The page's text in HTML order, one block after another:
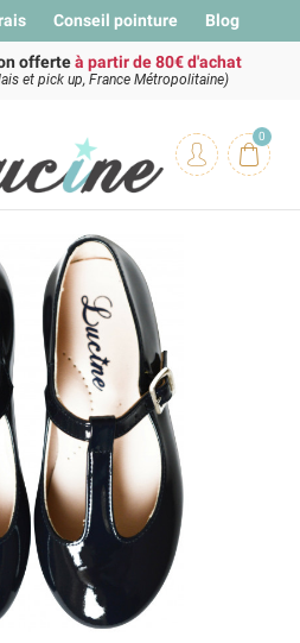
Conseil pointure Blog
offerteà partir de 80€ d'achat
et pick up, France Métropolitaine)
0